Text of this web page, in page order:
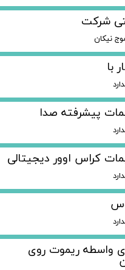
شرکت
نیکان
با
پیشرفته صدا
کراس اوور دیجیتالی
واسطه ریموت روی